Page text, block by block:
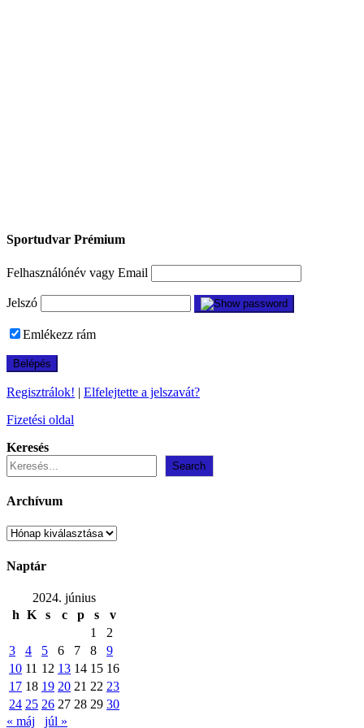
Sportudvar Prémium
Felhasználónév vagy Email
Jelszó
Emlékezz rám
Regisztrálok! | Elfelejtette a jelszavát?
Fizetési oldal
Keresés
Search
Archívum
Archívum
Naptár
2024. június
h K s c p s
v
1
2
3
4 5 6 7 8
9
10 11 12 13 14 15 16
17 18 19 20 21 22 23
24 25 26 27 28 29 30
« máj
júl »